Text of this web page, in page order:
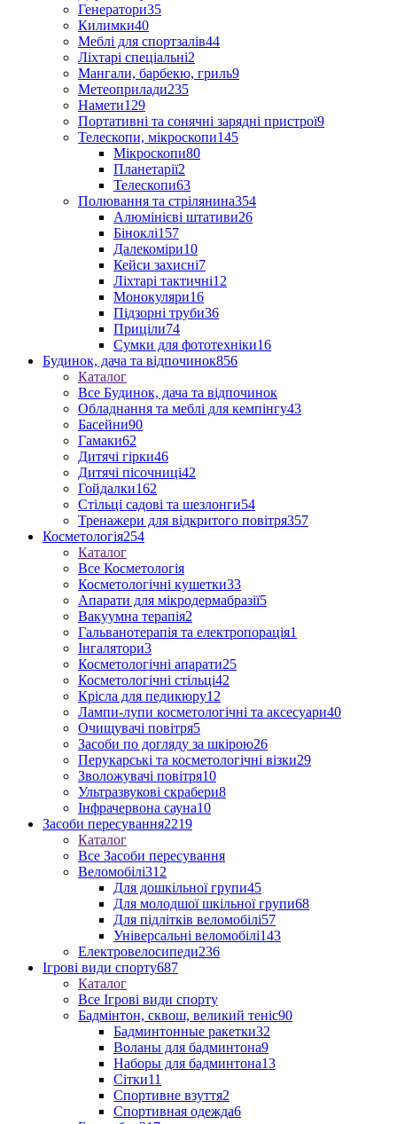
Генератори35
Килимки40
Меблі для спортзалів44
Ліхтарі спеціальні2
Мангали, барбекю, гриль9
Метеоприлади235
Намети129
Портативні та сонячні зарядні пристрої9
Телескопи, мікроскопи145
Мікроскопи80
Планетарії2
Телескопи63
Полювання та стрілянина354
Алюмінієві штативи26
Біноклі157
Далекоміри10
Кейси захисні7
Ліхтарі тактичні12
Монокуляри16
Підзорні труби36
Приціли74
Сумки для фототехніки16
Будинок, дача та відпочинок856
Каталог
Все Будинок, дача та відпочинок
Обладнання та меблі для кемпінгу43
Басейни90
Гамаки62
Дитячі гірки46
Дитячі пісочниці42
Гойдалки162
Стільці садові та шезлонги54
Тренажери для відкритого повітря357
Косметологія254
Каталог
Все Косметологія
Косметологічні кушетки33
Апарати для мікродермабразії5
Вакуумна терапія2
Гальванотерапія та електропорація1
Інгалятори3
Косметологічні апарати25
Косметологічні стільці42
Крісла для педикюру12
Лампи-лупи косметологічні та аксесуари40
Очищувачі повітря5
Засоби по догляду за шкірою26
Перукарські та косметологічні візки29
Зволожувачі повітря10
Ультразвукові скрабери8
Інфрачервона сауна10
Засоби пересування2219
Каталог
Все Засоби пересування
Веломобілі312
Для дошкільної групи45
Для молодшої шкільної групи68
Для підлітків веломобілі57
Універсальні веломобілі143
Електровелосипеди236
Ігрові види спорту687
Каталог
Все Ігрові види спорту
Бадмінтон, сквош, великий теніс90
Бадминтонные ракетки32
Воланы для бадминтона9
Наборы для бадминтона13
Сітки11
Спортивне взуття2
Спортивная одежда6